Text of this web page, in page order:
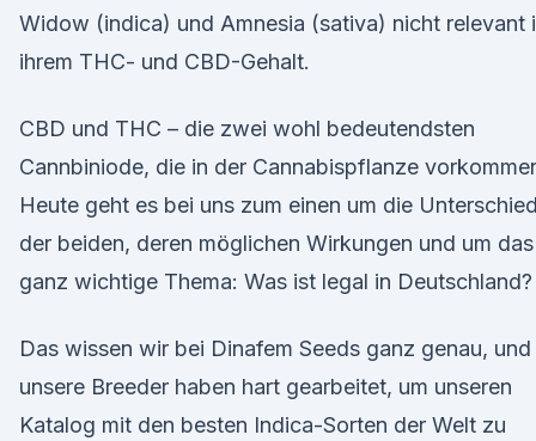
Widow (indica) und Amnesia (sativa) nicht relevant
ihrem THC- und CBD-Gehalt.
CBD und THC – die zwei wohl bedeutendsten
Cannbiniode, die in der Cannabispflanze
Heute geht es bei uns zum einen um die
der beiden, deren möglichen Wirkungen und um das
ganz wichtige Thema: Was ist legal in Deutschland?
Das wissen wir bei Dinafem Seeds ganz genau, und
unsere Breeder haben hart gearbeitet, um unseren
Katalog mit den besten Indica-Sorten der Welt zu